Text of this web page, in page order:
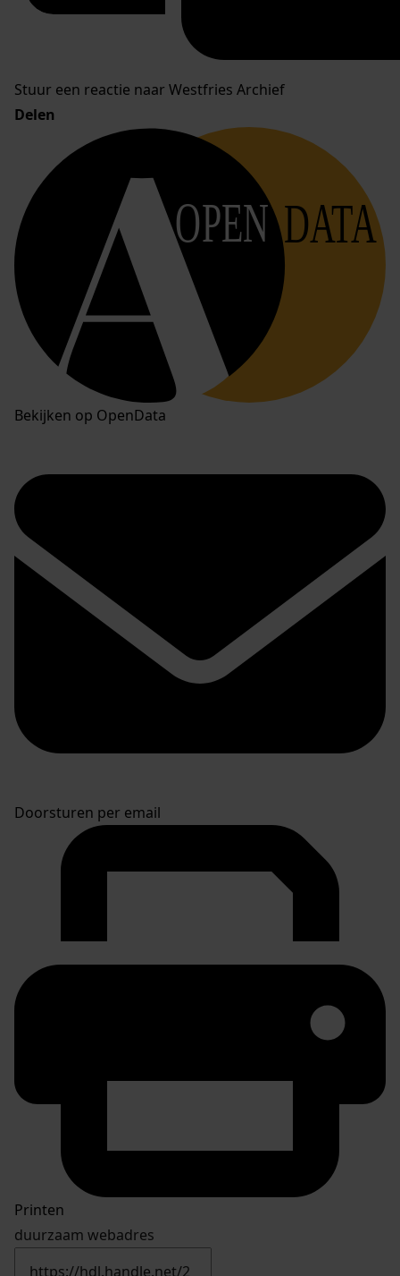
Stuur een reactie naar Westfries Archief
Delen
OPEN DATA
Bekijken op OpenData
Doorsturen per email
Printen
duurzaam webadres